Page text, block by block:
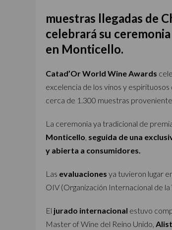
muestras llegadas de
celebrará su
en Monticello.
Catad’Or World Wine Awards
excelencia de los vinos y
cerca de 1.300 muestras
La ceremonia ya tradicional de
Monticello, seguida de una
y abierta a consumidores.
Las evaluaciones ya tuvieron lugar
OIV (Organización Internacional de
El jurado internacional estuvo
Master of Wine del Reino Unido,